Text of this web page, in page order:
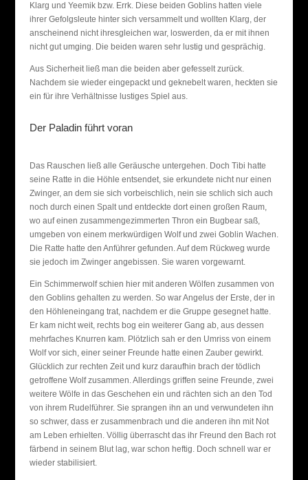
Klarg und Yeemik bzw. Errk. Diese beiden Goblins hatten viele
ihrer Gefolgsleute hinter sich versammelt und wollten Klarg, der
anscheinend nicht ihresgleichen war, loswerden, da er mit ihnen
nicht gut umging. Die beiden waren sehr lustig und gesprächig.
Aus Sicherheit ließ man die beiden aber gefesselt zurück.
Nachdem sie wieder eingepackt und geknebelt waren, heckten sie
ein für ihre Verhältnisse lustiges Spiel aus.
Der Paladin führt voran
Das Rauschen ließ alle Geräusche untergehen. Doch Tibi hatte
seine Ratte in die Höhle entsendet, sie erkundete nicht nur einen
Zwinger, an dem sie sich vorbeischlich, nein sie schlich sich auch
noch durch einen Spalt und entdeckte dort einen großen Raum,
wo auf einen zusammengezimmerten Thron ein Bugbear saß,
umgeben von einem merkwürdigen Wolf und zwei Goblin Wachen.
Die Ratte hatte den Anführer gefunden. Auf dem Rückweg wurde
sie jedoch im Zwinger angebissen. Sie waren vorgewarnt.
Ein Schimmerwolf schien hier mit anderen Wölfen zusammen von
den Goblins gehalten zu werden. So war Angelus der Erste, der in
den Höhleneingang trat, nachdem er die Gruppe gesegnet hatte.
Er kam nicht weit, rechts bog ein weiterer Gang ab, aus dessen
mehrfaches Knurren kam. Plötzlich sah er den Umriss von einem
Wolf vor sich, einer seiner Freunde hatte einen Zauber gewirkt.
Glücklich zur rechten Zeit und kurz daraufhin brach der tödlich
getroffene Wolf zusammen. Allerdings griffen seine Freunde, zwei
weitere Wölfe in das Geschehen ein und rächten sich an den Tod
von ihrem Rudelführer. Sie sprangen ihn an und verwundeten ihn
so schwer, dass er zusammenbrach und die anderen ihn mit Not
am Leben erhielten. Völlig überrascht das ihr Freund den Bach rot
färbend in seinem Blut lag, war schon heftig. Doch schnell war er
wieder stabilisiert.